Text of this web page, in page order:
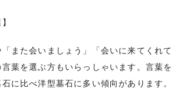
「また会いましょう」「会いに来てくれて
葉を選ぶ方もいらっしゃいます。言葉を
に比べ洋型墓石に多い傾向があります。